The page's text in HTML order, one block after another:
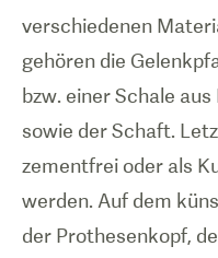
verschiedenen
gehören die
bzw. einer Schale
sowie der Schaft.
zementfrei oder als
werden. Auf dem
der Prothesenkopf,